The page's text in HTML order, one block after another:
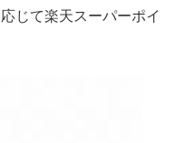
じて楽天スーパーポイ